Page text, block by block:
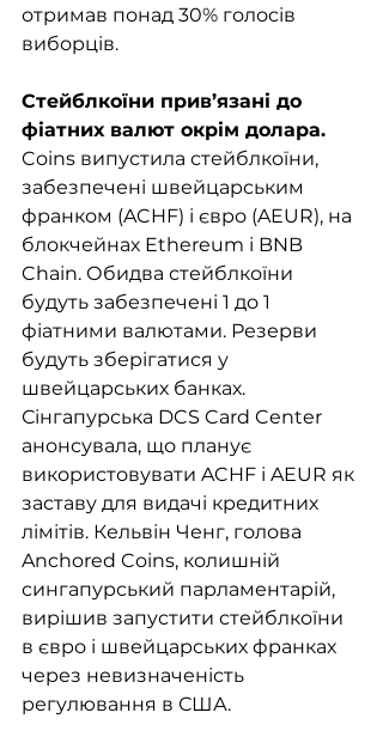
отримав понад 30% голосів
виборців.
Стейблкоїни прив’язані до
фіатних валют окрім долара.
Coins випустила стейблкоїни,
забезпечені швейцарським
франком (ACHF) і євро (AEUR), на
блокчейнах Ethereum і BNB
Chain. Обидва стейблкоїни
будуть забезпечені 1 до 1
фіатними валютами. Резерви
будуть зберігатися у
швейцарських банках.
Сінгапурська DCS Card Center
анонсувала, що планує
використовувати ACHF і AEUR як
заставу для видачі кредитних
лімітів. Кельвін Ченг, голова
Anchored Coins, колишній
сингапурський парламентарій,
вирішив запустити стейблкоїни
в євро і швейцарських франках
через невизначеність
регулювання в США.